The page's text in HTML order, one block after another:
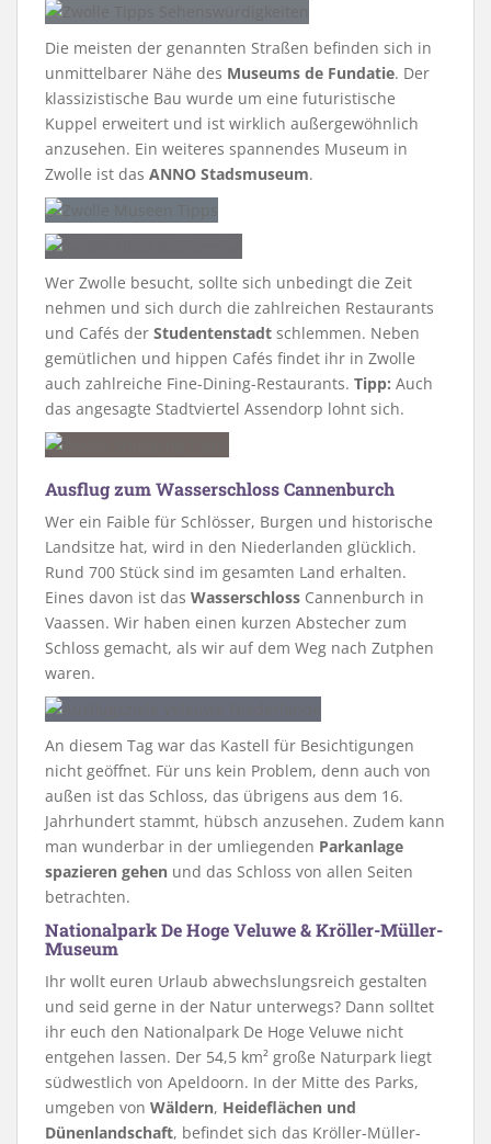
Die meisten der genannten Straßen befinden sich in
unmittelbarer Nähe des Museums de Fundatie. Der
klassizistische Bau wurde um eine futuristische
Kuppel erweitert und ist wirklich außergewöhnlich
anzusehen. Ein weiteres spannendes Museum in
Zwolle ist das ANNO Stadsmuseum.
Wer Zwolle besucht, sollte sich unbedingt die Zeit
nehmen und sich durch die zahlreichen Restaurants
und Cafés der Studentenstadt schlemmen. Neben
gemütlichen und hippen Cafés findet ihr in Zwolle
auch zahlreiche Fine-Dining-Restaurants. Tipp: Auch
das angesagte Stadtviertel Assendorp lohnt sich.
Ausflug zum Wasserschloss Cannenburch
Wer ein Faible für Schlösser, Burgen und historische
Landsitze hat, wird in den Niederlanden glücklich.
Rund 700 Stück sind im gesamten Land erhalten.
Eines davon ist das Wasserschloss Cannenburch in
Vaassen. Wir haben einen kurzen Abstecher zum
Schloss gemacht, als wir auf dem Weg nach Zutphen
waren.
An diesem Tag war das Kastell für Besichtigungen
nicht geöffnet. Für uns kein Problem, denn auch von
außen ist das Schloss, das übrigens aus dem 16.
Jahrhundert stammt, hübsch anzusehen. Zudem kann
man wunderbar in der umliegenden Parkanlage
spazieren gehen und das Schloss von allen Seiten
betrachten.
Nationalpark De Hoge Veluwe & Kröller-Müller-
Museum
Ihr wollt euren Urlaub abwechslungsreich gestalten
und seid gerne in der Natur unterwegs? Dann solltet
ihr euch den Nationalpark De Hoge Veluwe nicht
entgehen lassen. Der 54,5 km² große Naturpark liegt
südwestlich von Apeldoorn. In der Mitte des Parks,
umgeben von Wäldern, Heideflächen und
Dünenlandschaft, befindet sich das Kröller-Müller-